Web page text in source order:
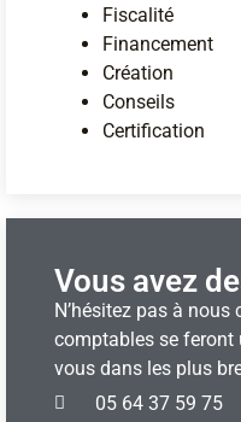
Fiscalité
Financement
Création
Conseils
Certification
Vous avez
N’hésitez pas à nous
comptables se feront
vous dans les plus
05 64 37 59 75